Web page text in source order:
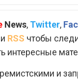
News, Twitter,
и RSS чтобы
интересные
и